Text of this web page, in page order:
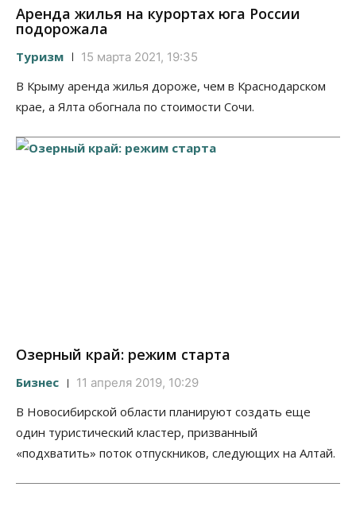
Аренда жилья на курортах юга России
подорожала
Туризм 15 марта 2021, 19:35
В Крыму аренда жилья дороже, чем в Краснодарском
крае, а Ялта обогнала по стоимости Сочи.
Озерный край: режим старта
Бизнес 11 апреля 2019, 10:29
В Новосибирской области планируют создать еще
один туристический кластер, призванный
«подхватить» поток отпускников, следующих на Алтай.